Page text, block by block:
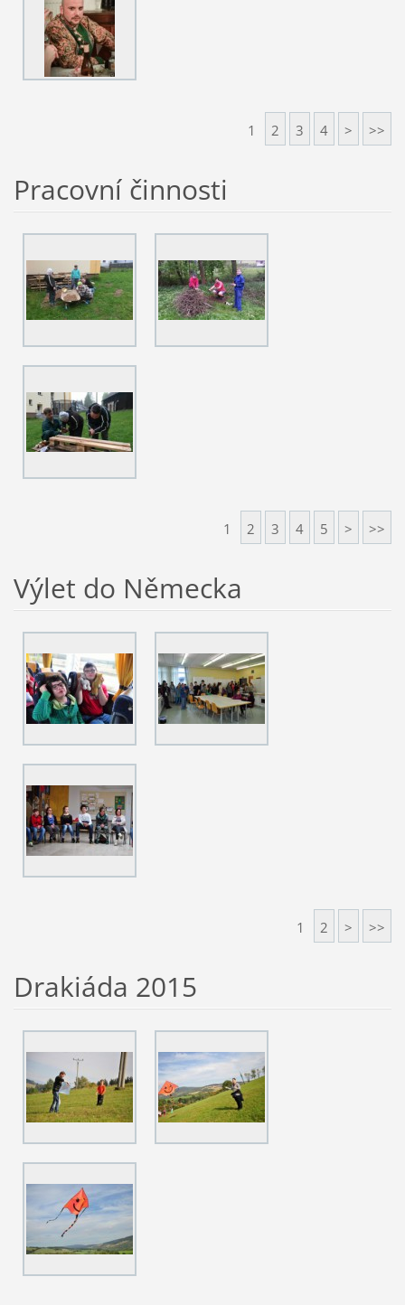
1 2 3 4 > >>
Pracovní činnosti
1 2 3 4 5 > >>
Výlet do Německa
1 2 > >>
Drakiáda 2015